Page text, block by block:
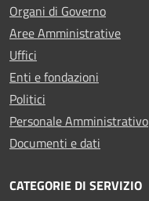
Organi di Governo
Aree Amministrative
Uffici
Enti e fondazioni
Politici
Personale Amministrativo
Documenti e dati
CATEGORIE DI SERVIZIO